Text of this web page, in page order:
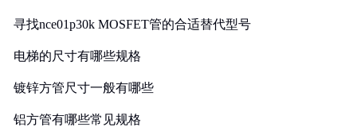
寻找nce01p30k MOSFET管的合适替代型号
电梯的尺寸有哪些规格
镀锌方管尺寸一般有哪些
铝方管有哪些常见规格